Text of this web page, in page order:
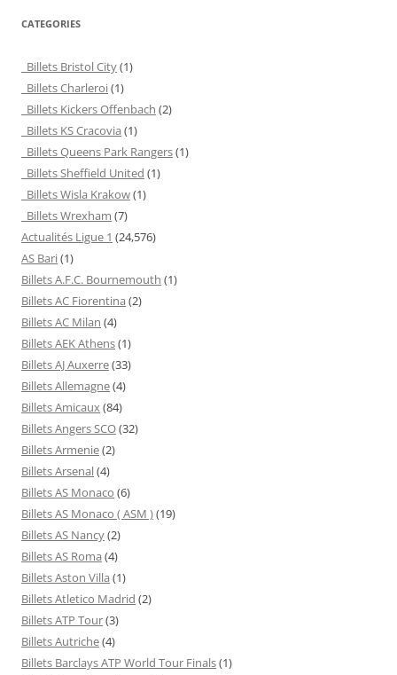
CATEGORIES
Billets Bristol City(1)
Billets Charleroi(1)
Billets Kickers Offenbach (2)
Billets KS Cracovia (1)
Billets Queens Park Rangers(1)
Billets Sheffield United (1)
Billets Wisla Krakow(1)
Billets Wrexham (7)
Actualités Ligue 1 (24,576)
AS Bari(1)
Billets A.F.C. Bournemouth (1)
Billets AC Fiorentina (2)
Billets AC Milan (4)
Billets AEK Athens(1)
Billets AJ Auxerre(33)
Billets Allemagne(4)
Billets Amicaux(84)
Billets Angers SCO(32)
Billets Armenie(2)
Billets Arsenal(4)
Billets AS Monaco (6)
Billets AS Monaco ( ASM )(19)
Billets AS Nancy(2)
Billets AS Roma (4)
Billets Aston Villa (1)
Billets Atletico Madrid (2)
Billets ATP Tour(3)
Billets Autriche(4)
Billets Barclays ATP World Tour Finals(1)